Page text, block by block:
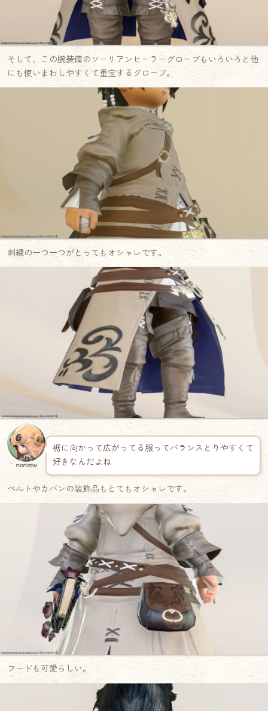
そして、この腕装備のソーリアンヒーラーグローブもいろいろと他
にも使いまわしやすくて重宝するグローブ。
刺繍の一つ一つがとってもオシャレです。
norirow
裾に向かって広がってる服ってバランスとりやすくて
好きなんだよね
ベルトやカバンの装飾品もとてもオシャレです。
フードも可愛らしい。